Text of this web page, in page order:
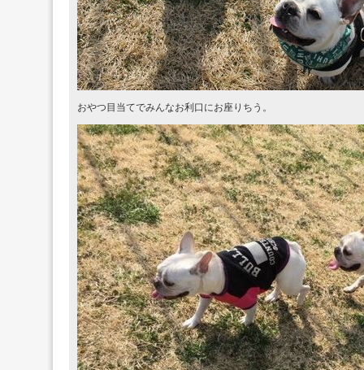
おやつ目当てでみんなお利口にお座りちう。